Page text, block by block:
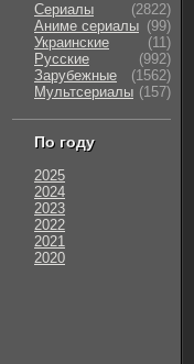
Сериалы
(2822)
Аниме сериалы (99)
Украинские
(11)
Русские
(992)
Зарубежные
(1562)
Мультсериалы (157)
По году
2025
2024
2023
2022
2021
2020